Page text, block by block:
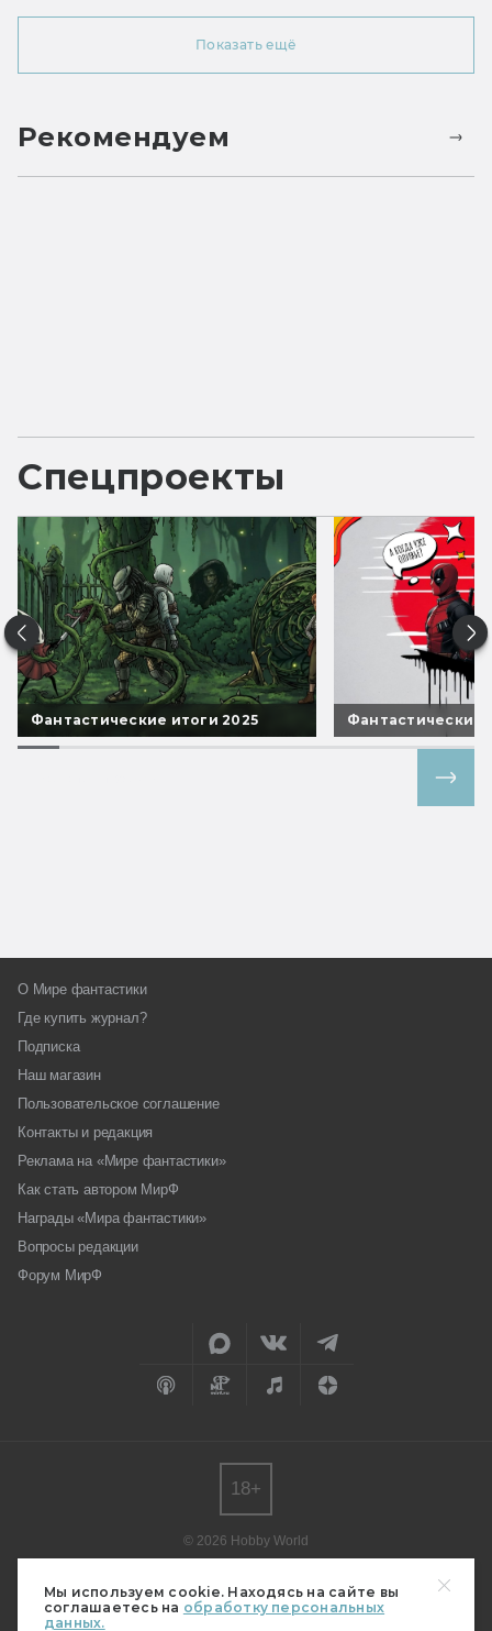
Мы используем cookie. Находясь на сайте вы
соглашаетесь на обработку персональных
данных.
Показать ещё
Рекомендуем
Спецпроекты
Фантастические итоги 2025 Фантастические
О Мире фантастики
Где купить журнал?
Подписка
Наш магазин
Пользовательское соглашение
Контакты и редакция
Реклама на «Мире фантастики»
Как стать автором МирФ
Награды «Мира фантастики»
Вопросы редакции
Форум МирФ
© 2026 Hobby World
редакции.
Мнение авторов может не совпадать с мнением редакции.
18+